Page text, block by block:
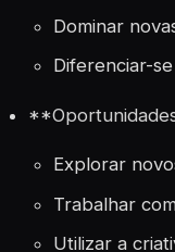
Dominar
Diferenciar-
Explorar
Trabalhar
Utilizar a